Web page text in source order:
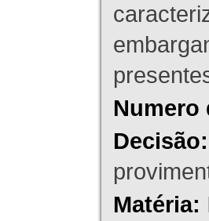
Numero
Decisão:
Matéria: